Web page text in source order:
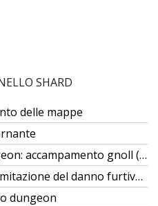
SHARD
delle mappe
accampamento gnoll (gs 12)
danno furtivo da differenza di taglia
dungeon